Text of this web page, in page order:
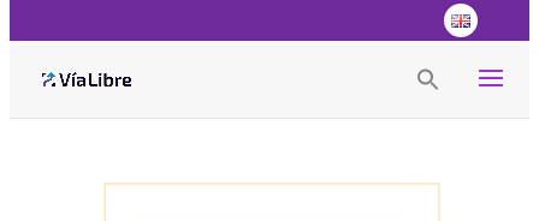
Search Button